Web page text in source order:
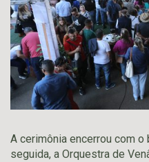
A cerimônia encerrou com
seguida, a Orquestra de